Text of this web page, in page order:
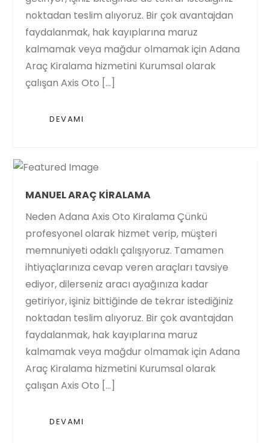
noktadan teslim alıyoruz. Bir çok avantajdan
faydalanmak, hak kayıplarına maruz
kalmamak veya mağdur olmamak için Adana
Araç Kiralama hizmetini Kurumsal olarak
çalışan Axis Oto […]
DEVAMI
MANUEL ARAÇ KIRALAMA
Neden Adana Axis Oto Kiralama Çünkü
profesyonel olarak hizmet verip, müşteri
memnuniyeti odaklı çalışıyoruz. Tamamen
ihtiyaçlarınıza cevap veren araçları tavsiye
ediyor, dilerseniz aracı ayağınıza kadar
getiriyor, işiniz bittiğinde de tekrar istediğiniz
noktadan teslim alıyoruz. Bir çok avantajdan
faydalanmak, hak kayıplarına maruz
kalmamak veya mağdur olmamak için Adana
Araç Kiralama hizmetini Kurumsal olarak
çalışan Axis Oto […]
DEVAMI